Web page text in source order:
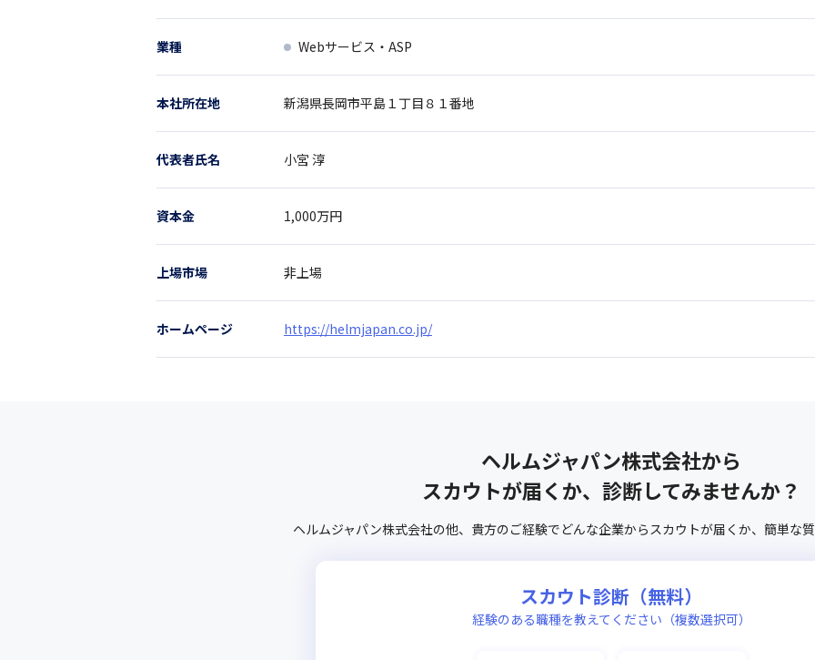
業種 Webサービス・ASP
本社所在地 新潟県長岡市平島１丁目８１番地
代表者氏名 小宮 淳
資本金 1,000万円
上場市場 非上場
ホームページ https://helmjapan.co.jp/
ヘルムジャパン株式会社から
スカウトが届くか、診断してみませんか？
ヘルムジャパン株式会社の他、 貴方のご経験でどんな企業からスカウトが届くか、 簡単な
スカウト診断（無料）
経験のある職種を教えてください（複数選択可）